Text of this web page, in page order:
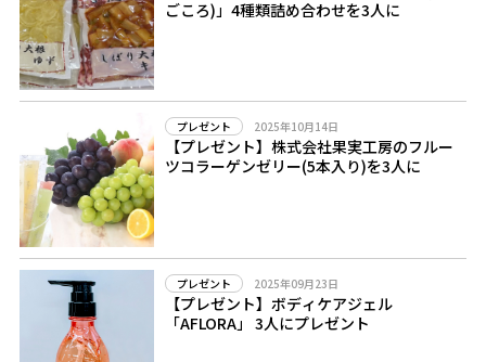
ごころ)」4種類詰め合わせを3人に
プレゼント 2025年10月14日
【プレゼント】株式会社果実工房のフルー
ツコラーゲンゼリー(5本入り)を3人に
プレゼント 2025年09月23日
【プレゼント】ボディケアジェル
「AFLORA」 3人にプレゼント